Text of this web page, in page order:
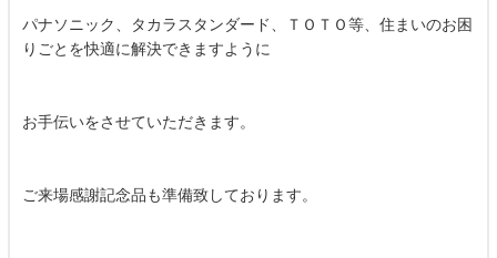
パナソニック、タカラスタンダード、ＴＯＴＯ等、住まいのお困
りごとを快適に解決できますように
お手伝いをさせていただきます。
ご来場感謝記念品も準備致しております。